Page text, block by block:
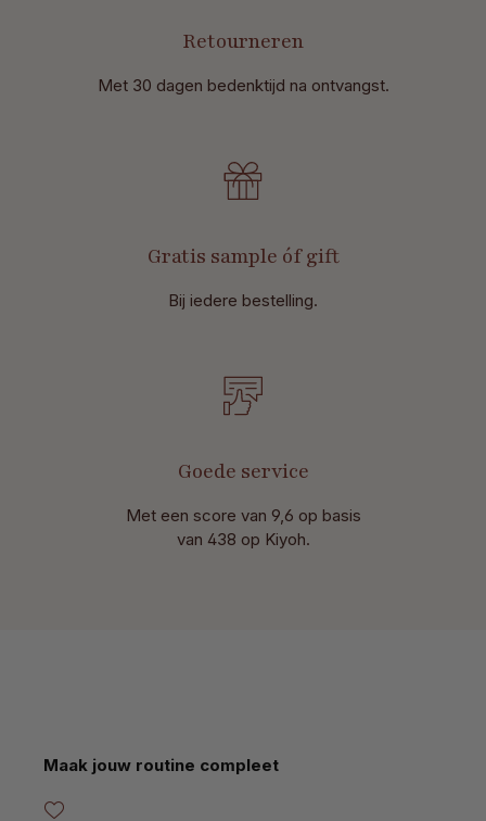
Retourneren
Met 30 dagen bedenktijd na ontvangst.
Gratis sample óf gift
Bij iedere bestelling.
Goede service
Met een score van 9,6 op basis
van 438 op Kiyoh.
Productgalerij overslaan
Maak jouw routine compleet